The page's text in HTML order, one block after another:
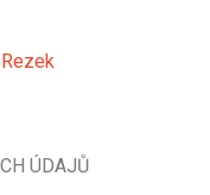
ÚDAJŮ